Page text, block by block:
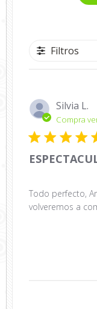
Filtros
Silvia L.
Compra
Todo perfecto,
volveremos a